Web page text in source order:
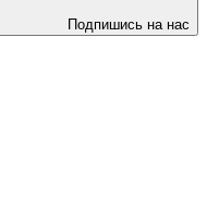
Подпишись на нас